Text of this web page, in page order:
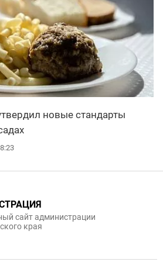
новые стандарты
сайт администрации
края